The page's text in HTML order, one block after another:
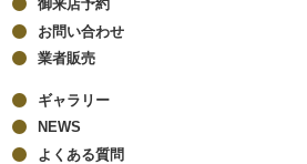
御来店予約
お問い合わせ
業者販売
ギャラリー
NEWS
よくある質問